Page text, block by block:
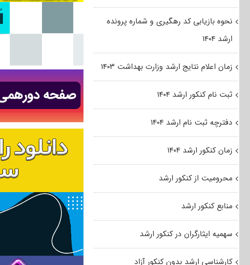
نحوه بازیابی کد رهگیری و شماره پرونده
ارشد ۱۴۰۴
زمان اعلام نتایج ارشد وزارت بهداشت ۱۴۰۳
ثبت نام کنکور ارشد ۱۴۰۴
دفترچه ثبت نام ارشد ۱۴۰۴
زمان کنکور ارشد ۱۴۰۴
محرومیت از کنکور ارشد
منابع کنکور ارشد
سهمیه ایثارگران در کنکور ارشد
کارشناسی ارشد بدون کنکور آزاد